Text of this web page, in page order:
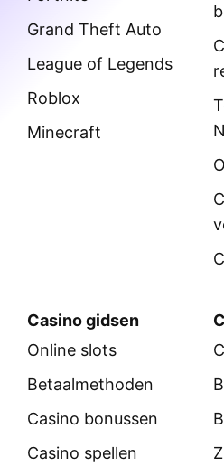
Grand Theft Auto
League of Legends
Roblox
Minecraft
Casino gidsen
Online slots
Betaalmethoden
Casino bonussen
Casino spellen